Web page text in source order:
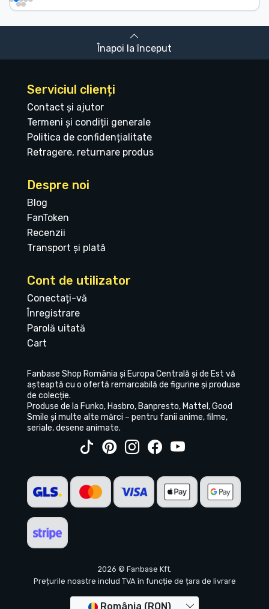
Înapoi la început
Serviciul clienți
Contact și ajutor
Termeni și condiții generale
Politica de confidențialitate
Retragere, returnare produs
Despre noi
Blog
FanToken
Recenzii
Transport și plată
Cont de utilizator
Conectați-vă
Înregistrare
Parolă uitată
Cart
Fanbase Shop România și Europa Centrală și de Est vă
așteaptă cu o ofertă remarcabilă de figurine și produse
de colecție.
Produse de la Funko, Hasbro, Banpresto, Mattel, Good
Smile și multe alte mărci – pentru fanii anime, filme,
seriale, desene animate.
2026 © Fanbase Kft.
Prețurile noastre includ TVA în funcție de țara de livrare
România (RON)